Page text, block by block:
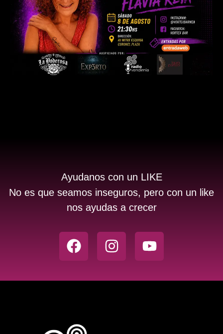
Ayudanos con un LIKE
No es que seamos inseguros, pero con un like
nos ayudas a crecer